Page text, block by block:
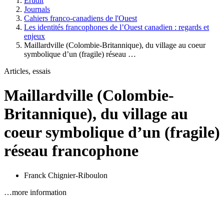
Journals
Cahiers franco-canadiens de l'Ouest
Les identités francophones de l’Ouest canadien : regards et
enjeux
Maillardville (Colombie-Britannique), du village au coeur
symbolique d’un (fragile) réseau …
Articles, essais
Maillardville (Colombie-
Britannique), du village au
coeur symbolique d’un (fragile)
réseau francophone
Franck Chignier-Riboulon
…more information